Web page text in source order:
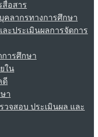
สื่อสาร
ลากรทางการศึกษา
ะประเมินผลการจัดการ
การศึกษา
ใน
ดี
า
จสอบ ประเมินผล และ